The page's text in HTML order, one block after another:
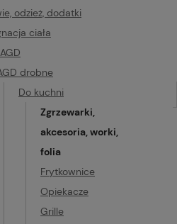
odzież, dodatki
ciała
drobne
Do kuchni
Zgrzewarki,
akcesoria, worki,
folia
Frytkownice
Opiekacze
Grille